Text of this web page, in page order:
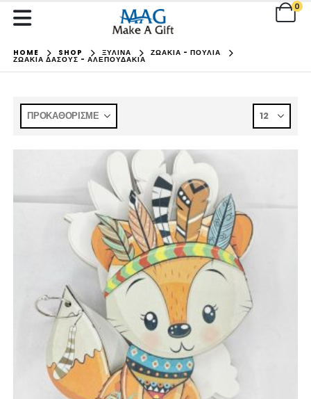
0
HOME SHOP ΞΥΛΙΝΑ ΖΩΑΚΙΑ - ΠΟΥΛΙΑ
ΖΩΑΚΙΑ ΔΑΣΟΥΣ - ΑΛΕΠΟΥΔΑΚΙΑ